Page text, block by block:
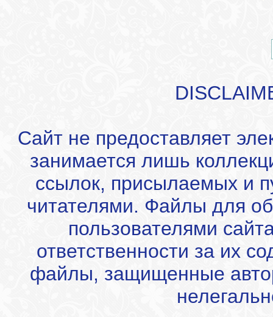
Сайт не предоставляет
занимается лишь
ссылок, присылаемых и
читателями. Файлы для
пользователями
ответственности за их
файлы, защищенные